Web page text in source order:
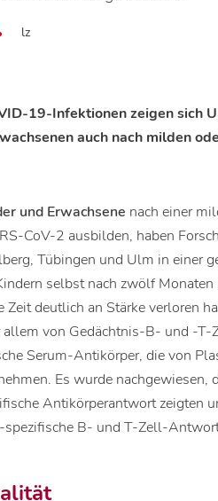
lz
19-Infektionen zeigen sich
auch nach milden
und Erwachsene nach einer
CoV-2 ausbilden, haben
Tübingen und Ulm in einer
selbst nach zwölf
Zeit deutlich an Stärke verloren
von Gedächtnis-B- und -T-
Serum-Antikörper, die von
Es wurde nachgewiesen,
Antikörperantwort zeigten
B- und T-Zell-